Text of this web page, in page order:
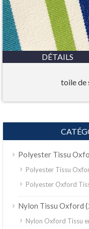
DÉTAILS
toile de
Polyester Tissu
Polyester Tissu
Polyester Oxford
Nylon Tissu Oxford
Nylon Oxford Tissu